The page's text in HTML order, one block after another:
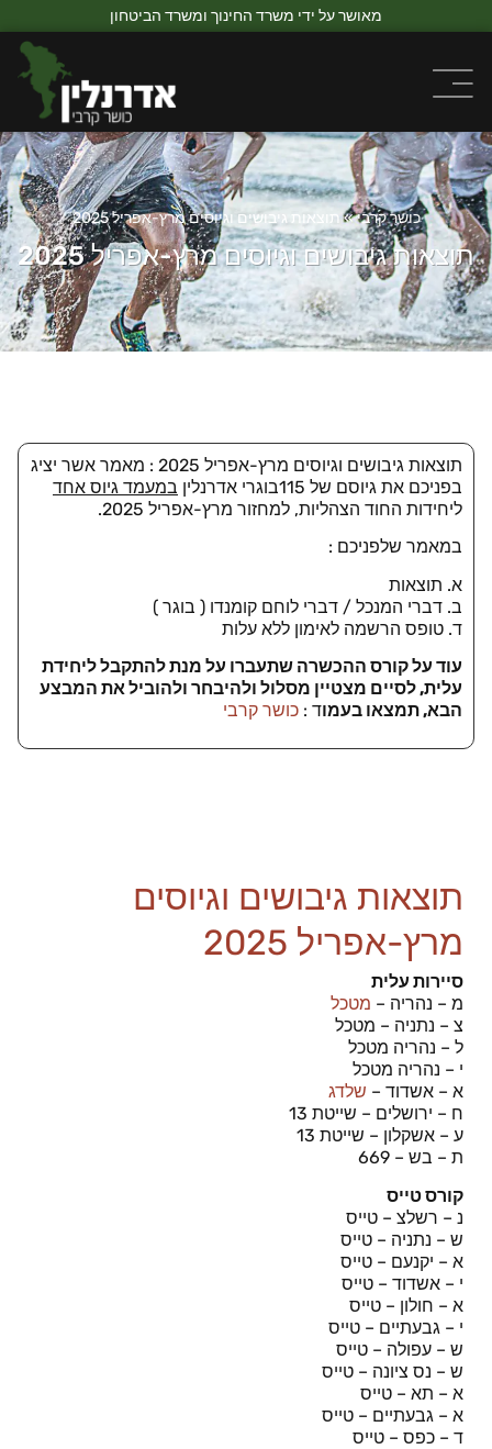
מאושר על ידי משרד החינוך ומשרד הביטחון
כושר קרבי» תוצאות גיבושים וגיוסים מרץ-אפריל 2025
תוצאות גיבושים וגיוסים מרץ-אפריל 2025
תוצאות גיבושים וגיוסים מרץ-אפריל 2025 : מאמר אשר יציג
בפניכם את גיוסם של 115בוגרי אדרנלין
במעמד גיוס אחד
ליחידות החוד הצהליות, למחזור מרץ-אפריל 2025.
במאמר שלפניכם :
א. תוצאות
ב. דברי המנכל / דברי לוחם קומנדו ( בוגר )
ד. טופס הרשמה לאימון ללא עלות
עוד על קורס ההכשרה שתעברו על מנת להתקבל ליחידת
עלית, לסיים מצטיין מסלול ולהיבחר ולהוביל את המבצע
הבא, תמצאו בעמוד : כושר קרבי
תוצאות גיבושים וגיוסים
מרץ-אפריל 2025
סיירות עלית
מ – נהריה – מטכל
צ – נתניה – מטכל
ל – נהריה מטכל
י – נהריה מטכל
א – אשדוד – שלדג
ח – ירושלים – שייטת 13
ע – אשקלון – שייטת 13
ת – בש – 669
קורס טייס
נ – רשלצ – טייס
ש – נתניה – טייס
א – יקנעם – טייס
י – אשדוד – טייס
א – חולון – טייס
י – גבעתיים – טייס
ש – עפולה – טייס
ש – נס ציונה – טייס
א – תא – טייס
א – גבעתיים – טייס
ד – כפס – טייס